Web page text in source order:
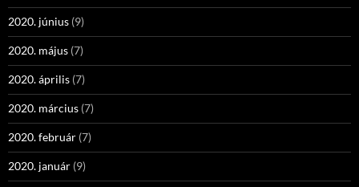
2020. június (9)
2020. május (7)
2020. április (7)
2020. március (7)
2020. február (7)
2020. január (9)